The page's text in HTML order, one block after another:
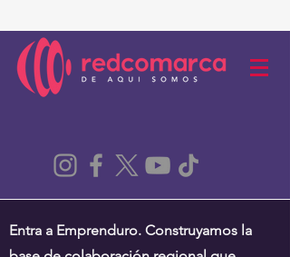
Entra a Emprenduro. Construyamos la